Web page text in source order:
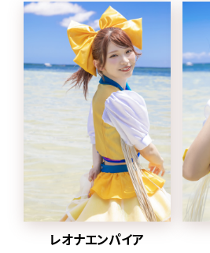
豆柴の大群都内某所
a.k.a. MONSTERIDOLとし
2025年1月8日に放送され
た「水曜日のダウンタウン」
内で
元々アドバイザーを務めて
いた、クロちゃんがプロデ
ューサー就任、ハナエモン
スターが復帰、
グループ名を戻すことが発
表された。
同日にクロちゃんが作詞し
レオナエンパイア